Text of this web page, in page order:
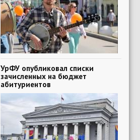
УрФУ опубликовал списки
зачисленных на бюджет
абитуриентов